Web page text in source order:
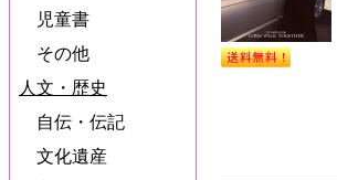
児童書
その他
人文・歴史
自伝・伝記
文化遺産